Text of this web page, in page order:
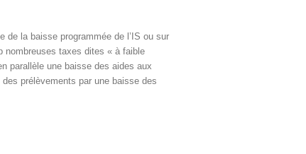
la baisse programmée de l’IS ou sur
nombreuses taxes dites « à faible
parallèle une baisse des aides aux
prélèvements par une baisse des